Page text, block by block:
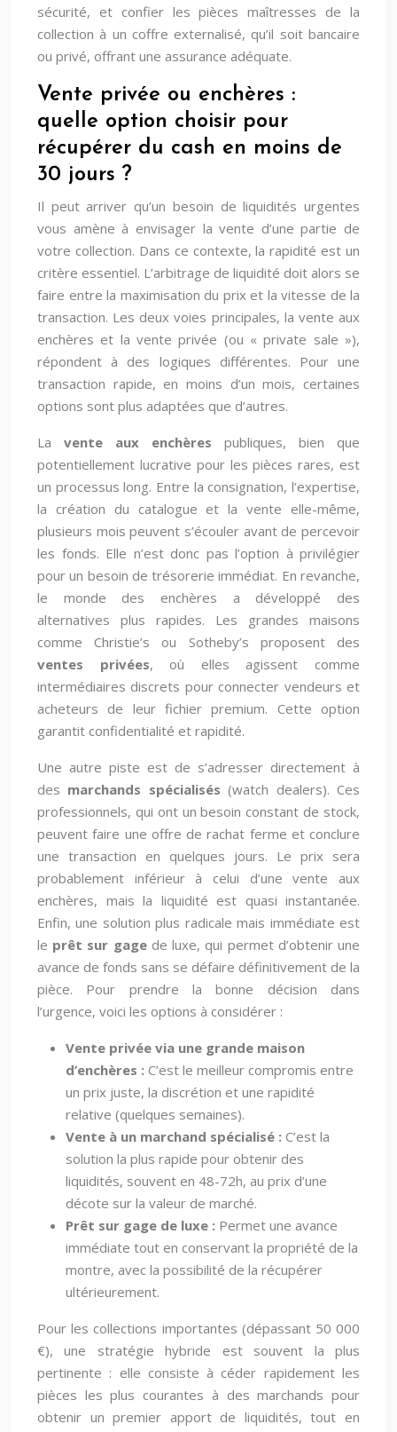
sécurité, et confier les pièces maîtresses de la
collection à un coffre externalisé, qu’il soit bancaire
ou privé, offrant une assurance adéquate.
Vente privée ou enchères :
quelle option choisir pour
récupérer du cash en moins de
30 jours ?
Il peut arriver qu’un besoin de liquidités urgentes
vous amène à envisager la vente d’une partie de
votre collection. Dans ce contexte, la rapidité est un
critère essentiel. L’arbitrage de liquidité doit alors se
faire entre la maximisation du prix et la vitesse de la
transaction. Les deux voies principales, la vente aux
enchères et la vente privée (ou « private sale »),
répondent à des logiques différentes. Pour une
transaction rapide, en moins d’un mois, certaines
options sont plus adaptées que d’autres.
La vente aux enchères publiques, bien que
potentiellement lucrative pour les pièces rares, est
un processus long. Entre la consignation, l’expertise,
la création du catalogue et la vente elle-même,
plusieurs mois peuvent s’écouler avant de percevoir
les fonds. Elle n’est donc pas l’option à privilégier
pour un besoin de trésorerie immédiat. En revanche,
le monde des enchères a développé des
alternatives plus rapides. Les grandes maisons
comme Christie’s ou Sotheby’s proposent des
ventes privées, où elles agissent comme
intermédiaires discrets pour connecter vendeurs et
acheteurs de leur fichier premium. Cette option
garantit confidentialité et rapidité.
Une autre piste est de s’adresser directement à
des marchands spécialisés (watch dealers). Ces
professionnels, qui ont un besoin constant de stock,
peuvent faire une offre de rachat ferme et conclure
une transaction en quelques jours. Le prix sera
probablement inférieur à celui d’une vente aux
enchères, mais la liquidité est quasi instantanée.
Enfin, une solution plus radicale mais immédiate est
le prêt sur gagede luxe, qui permet d’obtenir une
avance de fonds sans se défaire définitivement de la
pièce. Pour prendre la bonne décision dans
l’urgence, voici les options à considérer :
Vente privée via une grande maison
d’enchères : C’est le meilleur compromis entre
un prix juste, la discrétion et une rapidité
relative (quelques semaines).
Vente à un marchand spécialisé : C’est la
solution la plus rapide pour obtenir des
liquidités, souvent en 48-72h, au prix d’une
décote sur la valeur de marché.
Prêt sur gage de luxe : Permet une avance
immédiate tout en conservant la propriété de la
montre, avec la possibilité de la récupérer
ultérieurement.
Pour les collections importantes (dépassant 50 000
€), une stratégie hybride est souvent la plus
pertinente : elle consiste à céder rapidement les
pièces les plus courantes à des marchands pour
obtenir un premier apport de liquidités, tout en